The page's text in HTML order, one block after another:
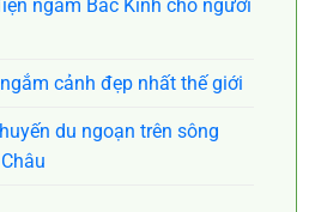
ngầm Bắc Kinh cho người
cảnh đẹp nhất thế giới
du ngoạn trên sông